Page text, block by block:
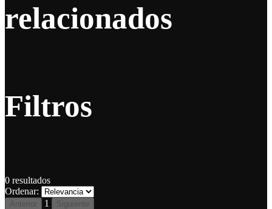
relacionados
Filtros
0 resultados
Ordenar:
Anterior 1 Siguiente